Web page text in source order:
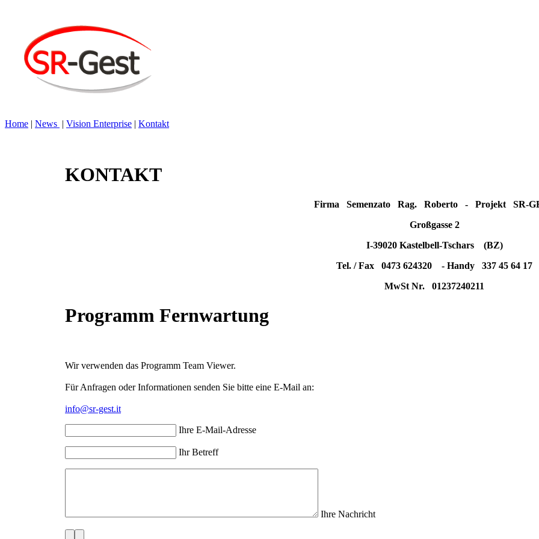
Home | News | Vision Enterprise | Kontakt
KONTAKT
Firma Semenzato Rag. Roberto - Projekt SR-
Großgasse 2
I-39020 Kastelbell-Tschars (BZ)
Tel. / Fax 0473 624320 - Handy 337 45 64 17
MwSt Nr. 01237240211
Programm Fernwartung
Wir verwenden das Programm Team Viewer.
Für Anfragen oder Informationen senden Sie bitte eine E-Mail an:
info@sr-gest.it
Ihre E-Mail-Adresse
Ihr Betreff
Ihre Nachricht